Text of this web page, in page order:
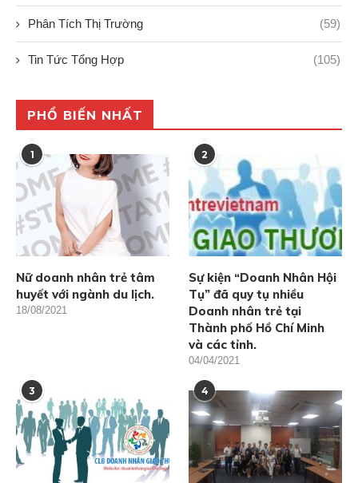
Phân Tích Thị Trường (59)
Tin Tức Tổng Hợp (105)
PHỔ BIẾN NHẤT
1
Nữ doanh nhân trẻ tâm
huyết với ngành du lịch.
18/08/2021
2
Sự kiện “Doanh Nhân Hội
Tụ” đã quy tụ nhiều
Doanh nhân trẻ tại
Thành phố Hồ Chí Minh
và các tỉnh.
04/04/2021
3 4